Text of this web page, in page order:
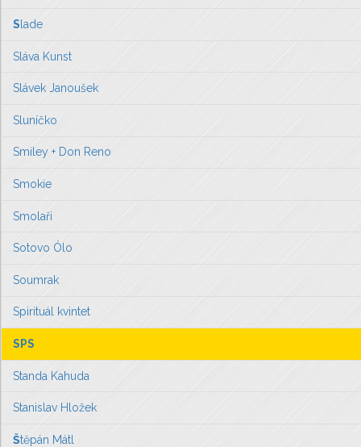
S lade
Sláva Kunst
Slávek Janoušek
Sluníčko
Smiley + Don Reno
Smokie
Smolaři
Sotovo Ólo
Soumrak
Spirituál kvintet
SPS
Standa Kahuda
Stanislav Hložek
Štěpán Mátl